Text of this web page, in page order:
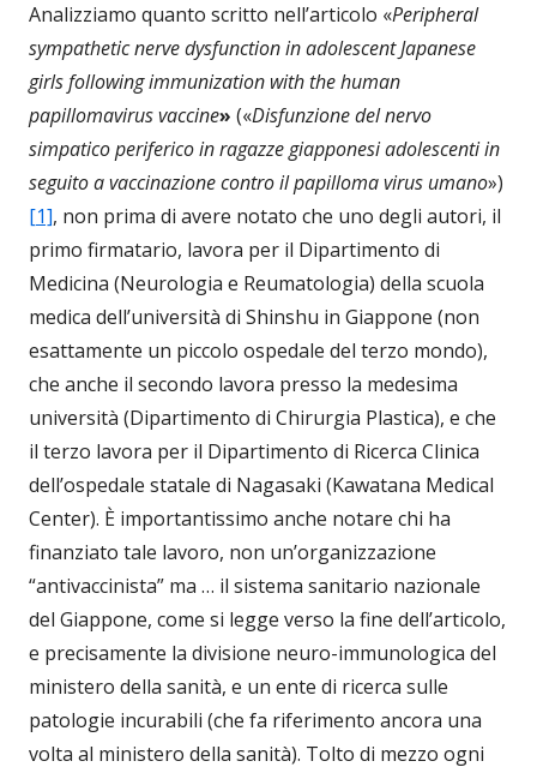
Analizziamo quanto scritto nell’articolo «Peripheral
sympathetic nerve dysfunction in adolescent Japanese
girls following immunization with the human
papillomavirus vaccine» («Disfunzione del nervo
simpatico periferico in ragazze giapponesi adolescenti in
seguito a vaccinazione contro il papilloma virus umano»)
[1], non prima di avere notato che uno degli autori, il
primo firmatario, lavora per il Dipartimento di
Medicina (Neurologia e Reumatologia) della scuola
medica dell’università di Shinshu in Giappone (non
esattamente un piccolo ospedale del terzo mondo),
che anche il secondo lavora presso la medesima
università (Dipartimento di Chirurgia Plastica), e che
il terzo lavora per il Dipartimento di Ricerca Clinica
dell’ospedale statale di Nagasaki (Kawatana Medical
Center). È importantissimo anche notare chi ha
finanziato tale lavoro, non un’organizzazione
“antivaccinista” ma … il sistema sanitario nazionale
del Giappone, come si legge verso la fine dell’articolo,
e precisamente la divisione neuro-immunologica del
ministero della sanità, e un ente di ricerca sulle
patologie incurabili (che fa riferimento ancora una
volta al ministero della sanità). Tolto di mezzo ogni